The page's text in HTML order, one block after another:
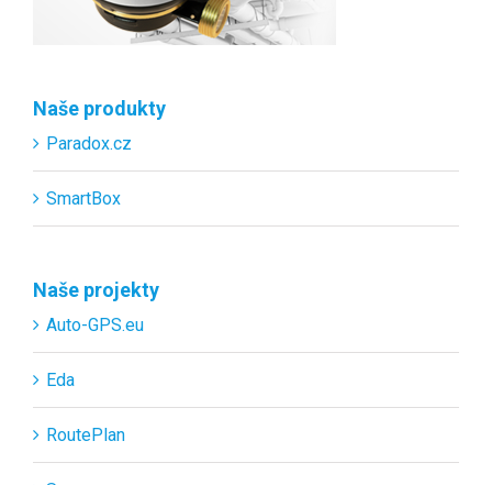
Naše produkty
Paradox.cz
SmartBox
Naše projekty
Auto-GPS.eu
Eda
RoutePlan